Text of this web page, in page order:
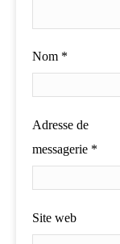
Nom *
Adresse de
messagerie *
Site web